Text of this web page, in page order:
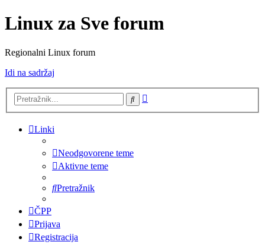
Linux za Sve forum
Regionalni Linux forum
Idi na sadržaj
Pretražnik
Linki
Neodgovorene teme
Aktivne teme
Pretražnik
ČPP
Prijava
Registracija